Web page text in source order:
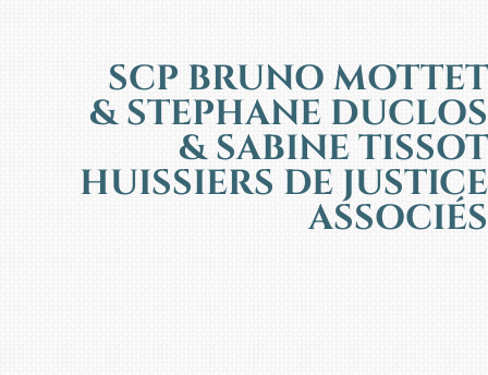
SCP BRUNO MOTTET
& STEPHANE DUCLOS
& SABINE TISSOT
HUISSIERS DE JUSTICE
ASSOCIÉS